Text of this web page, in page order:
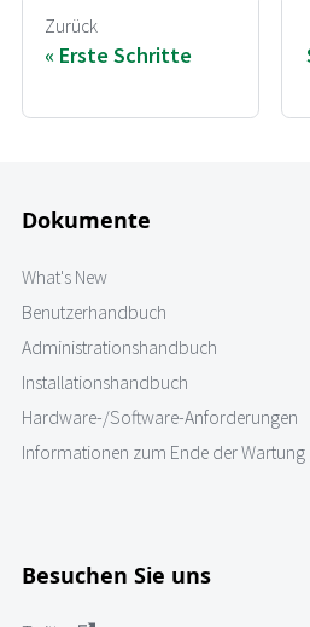
Zurück
Erste Schritte
Dokumente
What's New
Benutzerhandbuch
Administrationshandbuch
Installationshandbuch
Hardware-/Software-Anforderungen
Informationen zum Ende der Wartung
Besuchen Sie uns